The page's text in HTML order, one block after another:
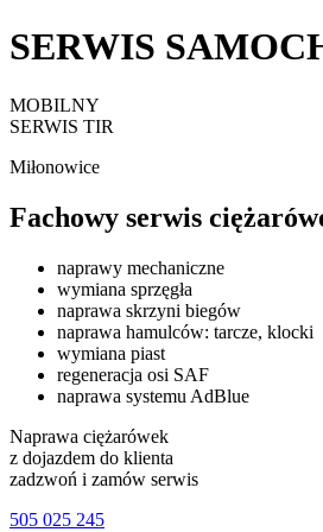
SERWIS
MOBILNY
SERWIS TIR
Miłonowice
Fachowy serwis
naprawy mechaniczne
wymiana sprzęgła
naprawa skrzyni biegów
naprawa hamulców: tarcze, klocki
wymiana piast
regeneracja osi SAF
naprawa systemu AdBlue
Naprawa ciężarówek
z dojazdem do klienta
zadzwoń i zamów serwis
505 025 245